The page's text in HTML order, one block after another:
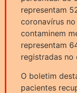
representam
coronavírus
contaminem
representam
registradas no
O boletim
pacientes